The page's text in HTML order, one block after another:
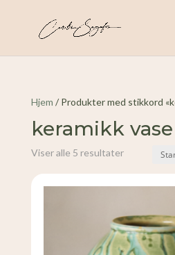
Hjem / Produkter med stikkord
keramikk vase
Viser alle 5 resultater